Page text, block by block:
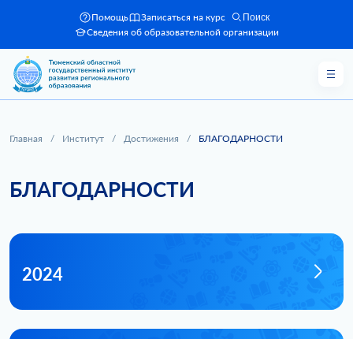
Помощь Записаться на курс Поиск
Сведения об образовательной организации
Главная / Институт / Достижения / БЛАГОДАРНОСТИ
БЛАГОДАРНОСТИ
2024